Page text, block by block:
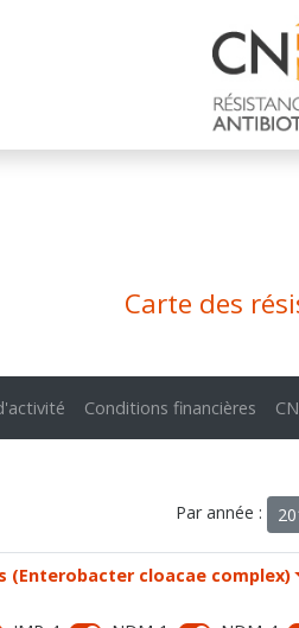
Carte des
Conditions financières
Par année :
(Enterobacter cloacae complex)